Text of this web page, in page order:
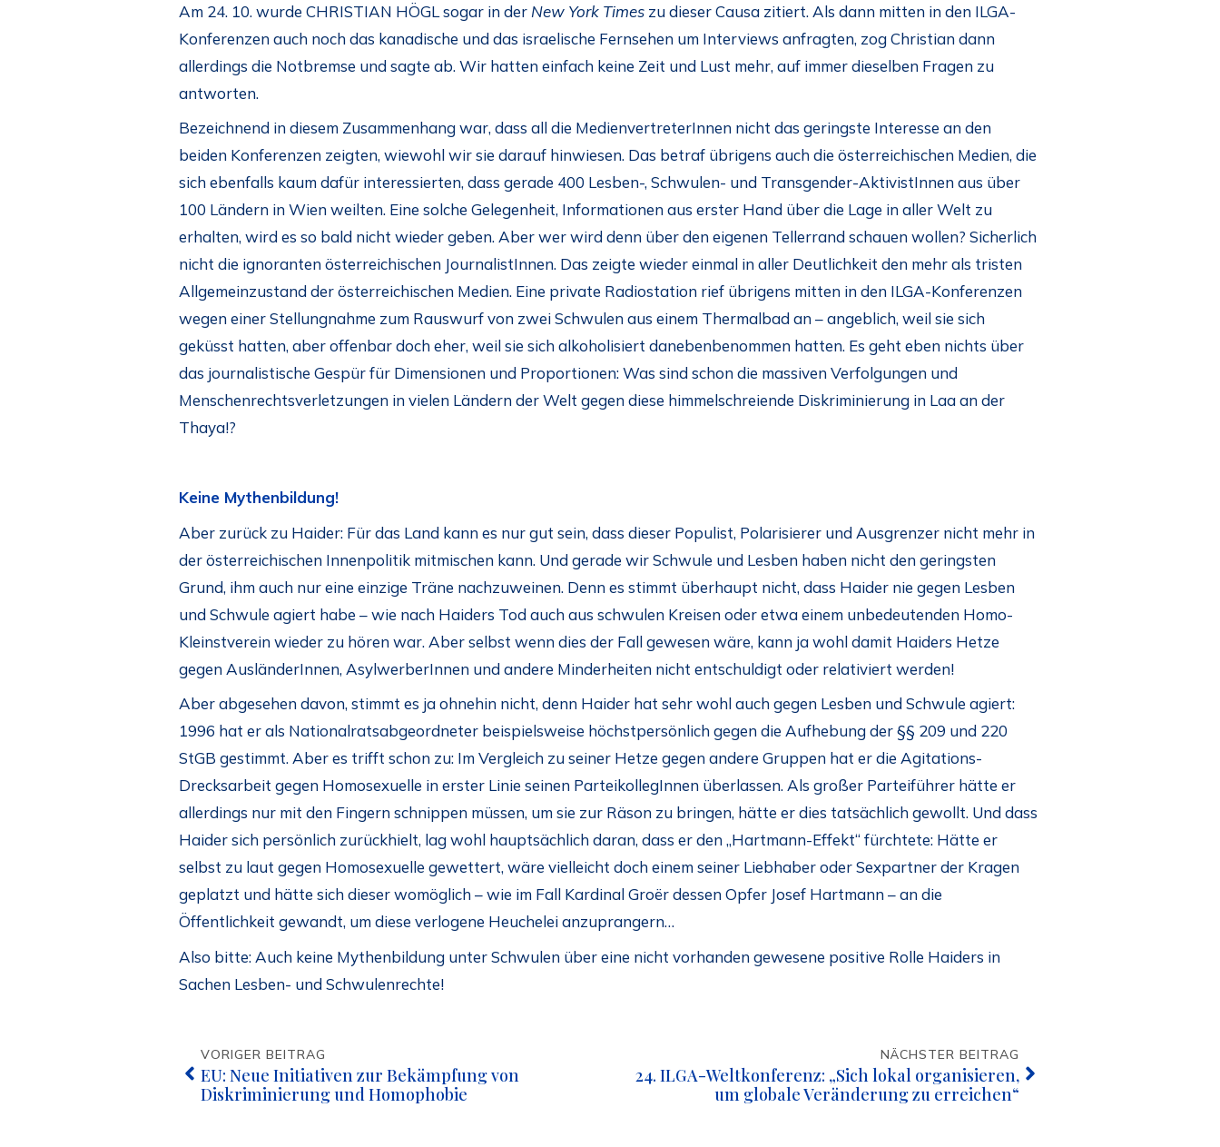
Am 24. 10. wurde CHRISTIAN HÖGL sogar in der New York Times zu dieser Causa zitiert. Als dann mitten in den ILGA-
Konferenzen auch noch das kanadische und das israelische Fernsehen um Interviews anfragten, zog Christian dann
allerdings die Notbremse und sagte ab. Wir hatten einfach keine Zeit und Lust mehr, auf immer dieselben Fragen zu
antworten.
Bezeichnend in diesem Zusammenhang war, dass all die MedienvertreterInnen nicht das geringste Interesse an den
beiden Konferenzen zeigten, wiewohl wir sie darauf hinwiesen. Das betraf übrigens auch die österreichischen Medien, die
sich ebenfalls kaum dafür interessierten, dass gerade 400 Lesben-, Schwulen- und Transgender-AktivistInnen aus über
100 Ländern in Wien weilten. Eine solche Gelegenheit, Informationen aus erster Hand über die Lage in aller Welt zu
erhalten, wird es so bald nicht wieder geben. Aber wer wird denn über den eigenen Tellerrand schauen wollen? Sicherlich
nicht die ignoranten österreichischen JournalistInnen. Das zeigte wieder einmal in aller Deutlichkeit den mehr als tristen
Allgemeinzustand der österreichischen Medien. Eine private Radiostation rief übrigens mitten in den ILGA-Konferenzen
wegen einer Stellungnahme zum Rauswurf von zwei Schwulen aus einem Thermalbad an – angeblich, weil sie sich
geküsst hatten, aber offenbar doch eher, weil sie sich alkoholisiert danebenbenommen hatten. Es geht eben nichts über
das journalistische Gespür für Dimensionen und Proportionen: Was sind schon die massiven Verfolgungen und
Menschenrechtsverletzungen in vielen Ländern der Welt gegen diese himmelschreiende Diskriminierung in Laa an der
Thaya!?
Keine Mythenbildung!
Aber zurück zu Haider: Für das Land kann es nur gut sein, dass dieser Populist, Polarisierer und Ausgrenzer nicht mehr in
der österreichischen Innenpolitik mitmischen kann. Und gerade wir Schwule und Lesben haben nicht den geringsten
Grund, ihm auch nur eine einzige Träne nachzuweinen. Denn es stimmt überhaupt nicht, dass Haider nie gegen Lesben
und Schwule agiert habe – wie nach Haiders Tod auch aus schwulen Kreisen oder etwa einem unbedeutenden Homo-
Kleinstverein wieder zu hören war. Aber selbst wenn dies der Fall gewesen wäre, kann ja wohl damit Haiders Hetze
gegen AusländerInnen, AsylwerberInnen und andere Minderheiten nicht entschuldigt oder relativiert werden!
Aber abgesehen davon, stimmt es ja ohnehin nicht, denn Haider hat sehr wohl auch gegen Lesben und Schwule agiert:
1996 hat er als Nationalratsabgeordneter beispielsweise höchstpersönlich gegen die Aufhebung der §§ 209 und 220
StGB gestimmt. Aber es trifft schon zu: Im Vergleich zu seiner Hetze gegen andere Gruppen hat er die Agitations-
Drecksarbeit gegen Homosexuelle in erster Linie seinen ParteikollegInnen überlassen. Als großer Parteiführer hätte er
allerdings nur mit den Fingern schnippen müssen, um sie zur Räson zu bringen, hätte er dies tatsächlich gewollt. Und dass
Haider sich persönlich zurückhielt, lag wohl hauptsächlich daran, dass er den „Hartmann-Effekt“ fürchtete: Hätte er
selbst zu laut gegen Homosexuelle gewettert, wäre vielleicht doch einem seiner Liebhaber oder Sexpartner der Kragen
geplatzt und hätte sich dieser womöglich – wie im Fall Kardinal Groër dessen Opfer Josef Hartmann – an die
Öffentlichkeit gewandt, um diese verlogene Heuchelei anzuprangern…
Also bitte: Auch keine Mythenbildung unter Schwulen über eine nicht vorhanden gewesene positive Rolle Haiders in
Sachen Lesben- und Schwulenrechte!
VORIGER BEITRAG
EU: Neue Initiativen zur Bekämpfung von
Diskriminierung und Homophobie
NÄCHSTER BEITRAG
24. ILGA-Weltkonferenz: „Sich lokal organisieren,
um globale Veränderung zu erreichen“